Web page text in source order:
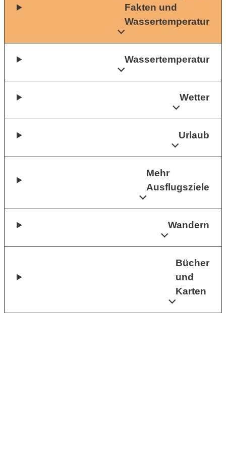
Fakten und
Wassertemperatur
Wassertemperatur
Wetter
Urlaub
Mehr
Ausflugsziele
Wandern
Bücher
und
Karten